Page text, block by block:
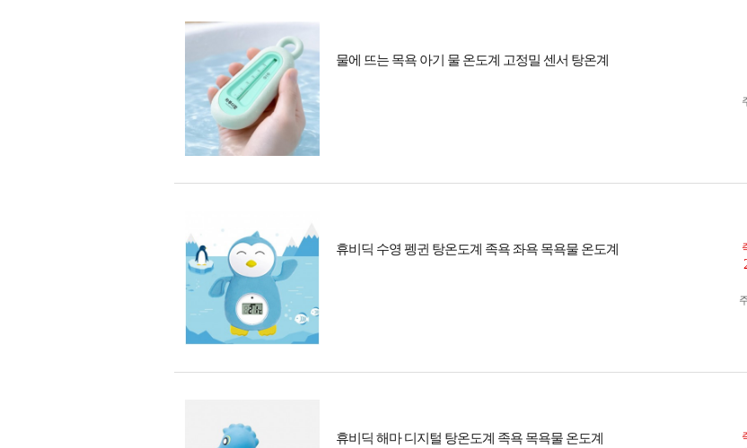
물에 뜨는 목욕 아기 물 온도계 고정밀 센서 탕온계
휴비딕 수영 펭귄 탕온도계 족욕 좌욕 목욕물 온도계
휴비딕 해마 디지털 탕온도계 족욕 목욕물 온도계